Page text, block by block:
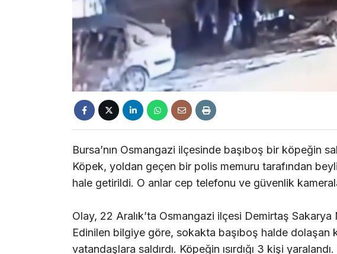
Bursa’nın Osmangazi ilçesinde başıboş bir köpeğin
Köpek, yoldan geçen bir polis memuru tarafından
hale getirildi. O anlar cep telefonu ve güvenlik
Olay, 22 Aralık’ta Osmangazi ilçesi Demirtaş
Edinilen bilgiye göre, sokakta başıboş halde dolaşan
vatandaşlara saldırdı. Köpeğin ısırdığı 3 kişi